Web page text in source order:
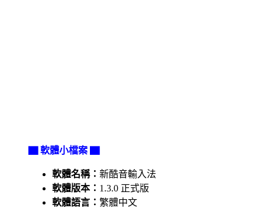
▇ 軟體小檔案 ▇
軟體名稱： 新酷音輸入法
軟體版本： 1.3.0 正式版
軟體語言： 繁體中文